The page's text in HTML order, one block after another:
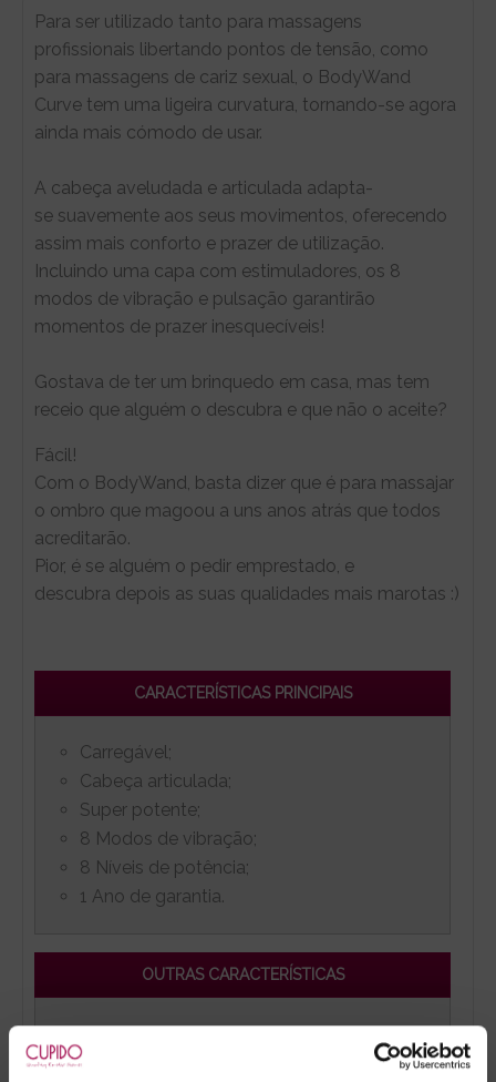
Para ser utilizado tanto para massagens
profissionais libertando pontos de tensão, como
para massagens de cariz sexual, o BodyWand
Curve tem uma ligeira curvatura, tornando-se agora
ainda mais cómodo de usar.
A cabeça aveludada e articulada adapta-
se suavemente aos seus movimentos, oferecendo
assim mais conforto e prazer de utilização.
Incluindo uma capa com estimuladores, os 8
modos de vibração e pulsação garantirão
momentos de prazer inesquecíveis!
Gostava de ter um brinquedo em casa, mas tem
receio que alguém o descubra e que não o aceite?
Fácil!
Com o BodyWand, basta dizer que é para massajar
o ombro que magoou a uns anos atrás que todos
acreditarão.
Pior, é se alguém o pedir emprestado, e
descubra depois as suas qualidades mais marotas :)
CARACTERÍSTICAS PRINCIPAIS
Carregável;
Cabeça articulada;
Super potente;
8 Modos de vibração;
8 Níveis de potência;
1 Ano de garantia.
OUTRAS CARACTERÍSTICAS
Prova de água: Não;
Bloqueio de viagem. Para ativar e